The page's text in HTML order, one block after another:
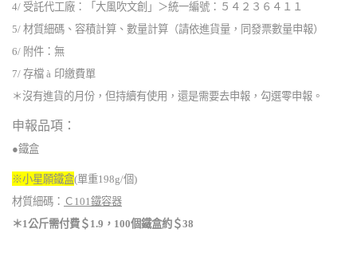
4/ 受託代工廠：「大風吹文創」＞統一編號： ５４２３６４１１
5/ 材質細碼、容積計算、數量計算（請依進貨量，同發票數量申報）
6/ 附件：無
7/ 存檔 à 印繳費單
＊沒有進貨的月份，但持續有使用，還是需要去申報，勾選零申報。
申報品項：
●鐵盒
※小星願鐵盒(單重198g/個)
材質細碼： Ｃ101鐵容器
＊1公斤需付費＄1.9，100個鐵盒約＄38